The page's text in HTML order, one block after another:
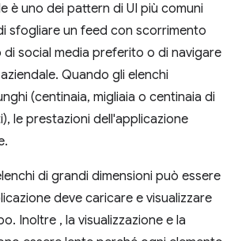
è uno dei pattern di UI più comuni
sfogliare un feed con scorrimento
social media preferito o di navigare
Quando gli elenchi
(centinaia, migliaia o centinaia di
le prestazioni dell'applicazione
di grandi dimensioni può essere
deve caricare e visualizzare
Inoltre , la visualizzazione e la